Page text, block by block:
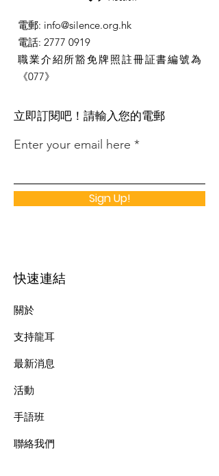
電郵: info@silence.org.hk
電話: 2777 0919
職業介紹所豁免牌照註冊証書編號為
《077》
​立即訂閱吧！請輸入您的電郵
Enter your email here
Sign Up!
快速連結
關於
支持龍耳
最新消息
​活動
手語班
​聯絡我們